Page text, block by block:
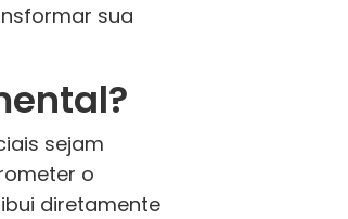
sua
sejam
o
diretamente